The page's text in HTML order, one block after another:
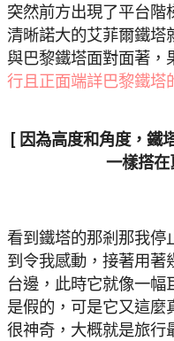
突然前方出現了平台階
清晰諾大的艾菲爾鐵塔
與巴黎鐵塔面對面著，
行且正面端詳巴黎鐵塔
[ 因為高度和角度，鐵
一樣搭在
看到鐵塔的那剎那我停
到令我感動，接著用著
台邊，此時它就像一幅
是假的，可是它又這麼
很神奇，大概就是旅行